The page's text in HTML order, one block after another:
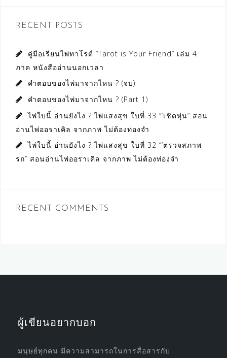
RECENT POSTS
คู่มือเรียนไพ่ทาโรต์ “Tarot is Your Friend” เล่ม 4
ภาค หนังสืออ่านนอกเวลา
คำตอบของไพ่มาจากไหน ? (จบ)
คำตอบของไพ่มาจากไหน ? (Part 1)
ไพ่ใบนี้ อ่านยังไง ? ไพ่แสงสุข ใบที่ 33 “’เชิดหุ่น” สอน
อ่านไพ่ออราเคิล จากภาพ ไม่ต้องท่องจำ
ไพ่ใบนี้ อ่านยังไง ? ไพ่แสงสุข ใบที่ 32 “’ตรวจสภาพ
รถ” สอนอ่านไพ่ออราเคิล จากภาพ ไม่ต้องท่องจำ
RECENT COMMENTS
ผู้เขียนอยากบอก
มนุษย์ทุกคน มีความสามารถในการสื่อสารกับ